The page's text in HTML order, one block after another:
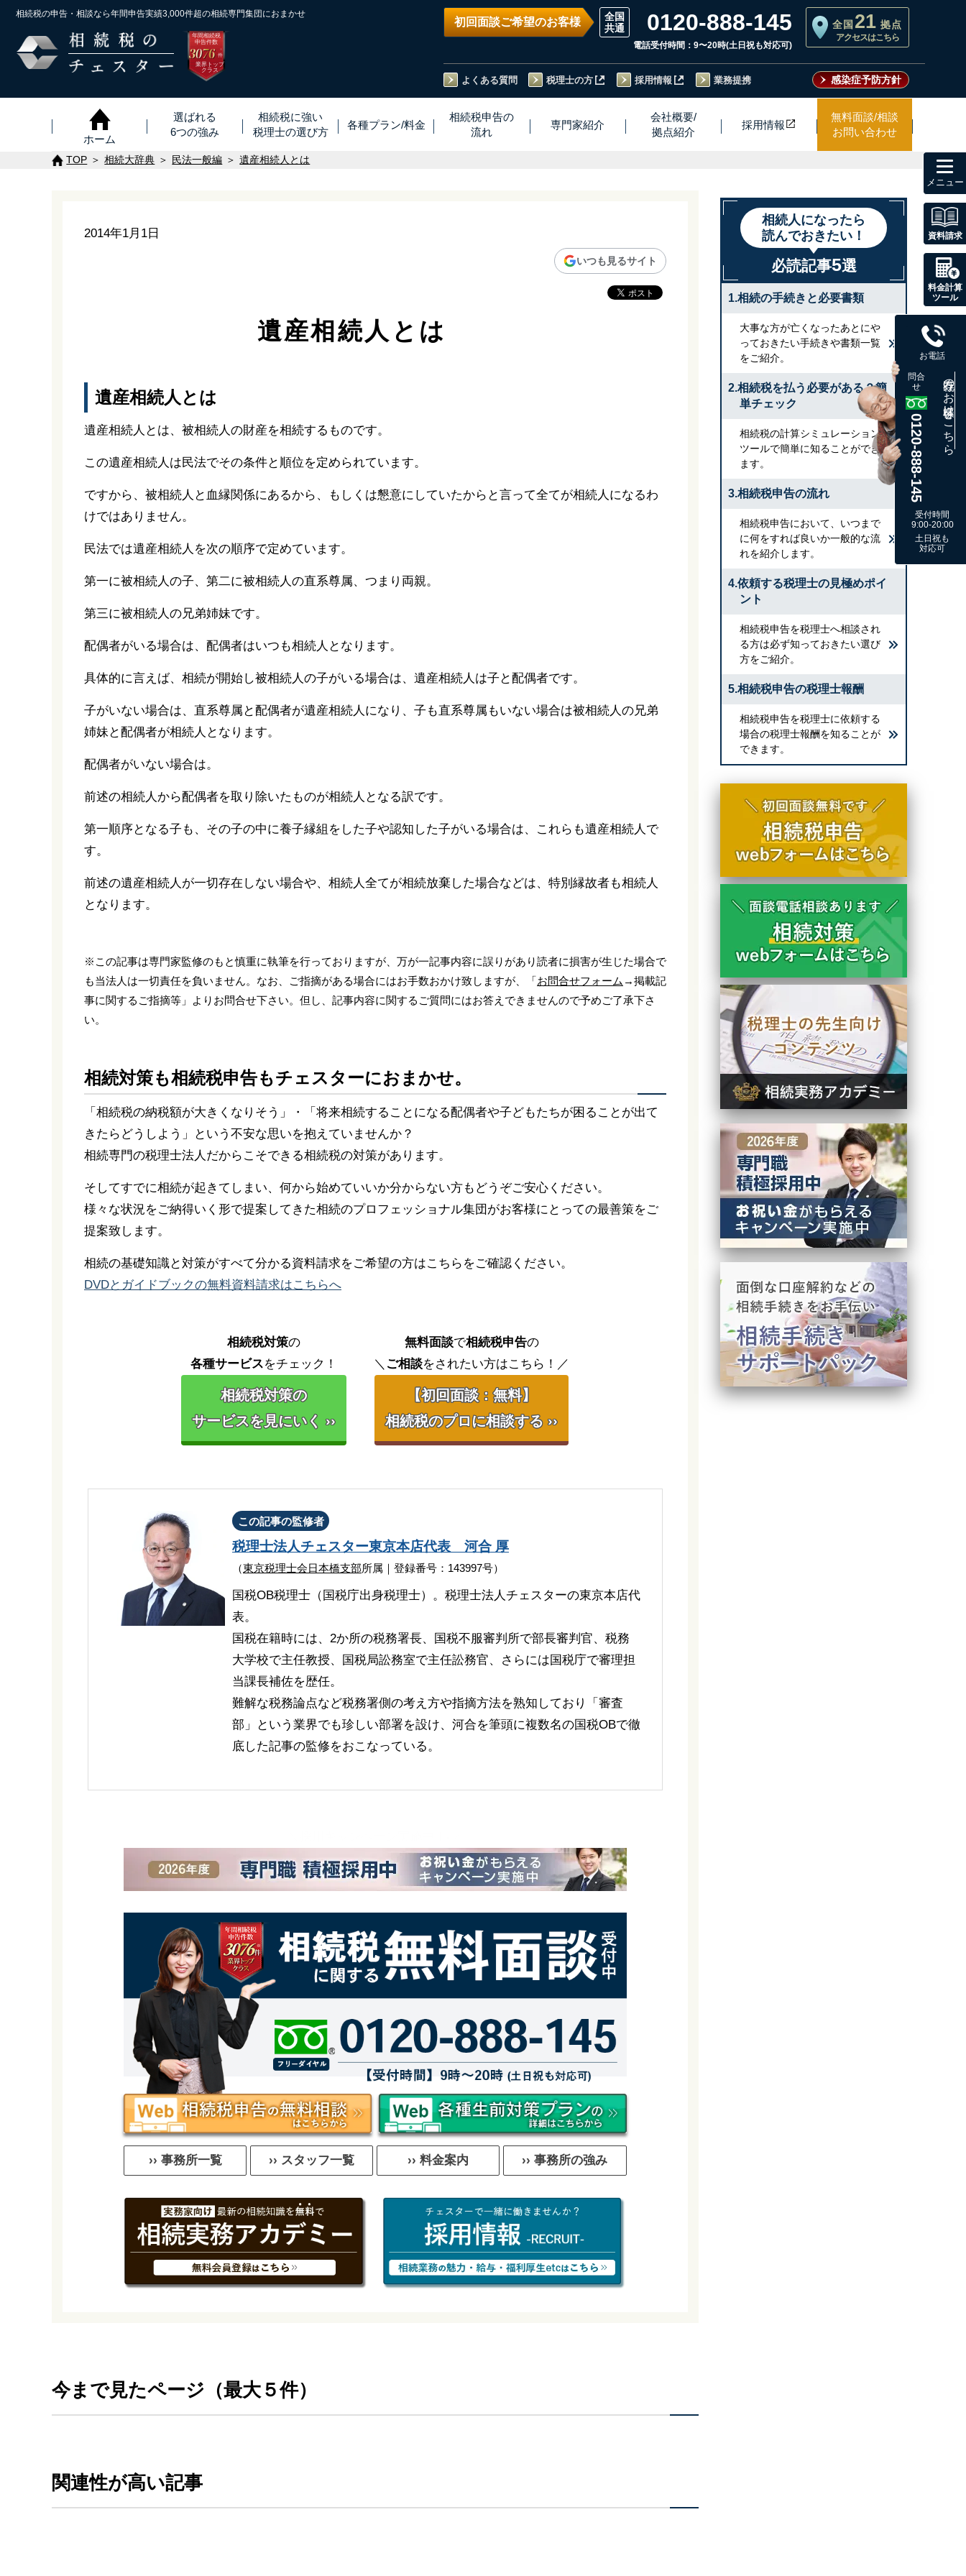
相続税の申告・相談なら年間申告実績3,000件超の相続専門集団におまかせ
年間相続税
申告件数
3076 ※
件
業界トップ
クラス
初回面談ご希望のお客様 0120-888-145
電話受付時間：9〜20時(土日祝も対応可)
全国 21 拠点
アクセスはこちら
よくある質問 税理士の方 採用情報 業務提携 感染症予防方針
ホーム
選ばれる
6つの強み
相続税に強い
税理士の選び方
各種プラン/料金
相続税申告の
流れ
専門家紹介
会社概要/
拠点紹介
採用情報
無料面談/相談
お問い合わせ
TOP 相続大辞典 民法一般編 遺産相続人とは
2014年1月1日
いつも見るサイト
遺産相続人とは
遺産相続人とは
遺産相続人とは、被相続人の財産を相続するものです。
この遺産相続人は民法でその条件と順位を定められています。
ですから、被相続人と血縁関係にあるから、もしくは懇意にしていたからと言って全てが相続人になるわ
けではありません。
民法では遺産相続人を次の順序で定めています。
第一に被相続人の子、第二に被相続人の直系尊属、つまり両親。
第三に被相続人の兄弟姉妹です。
配偶者がいる場合は、配偶者はいつも相続人となります。
具体的に言えば、相続が開始し被相続人の子がいる場合は、遺産相続人は子と配偶者です。
子がいない場合は、直系尊属と配偶者が遺産相続人になり、子も直系尊属もいない場合は被相続人の兄弟
姉妹と配偶者が相続人となります。
配偶者がいない場合は。
前述の相続人から配偶者を取り除いたものが相続人となる訳です。
第一順序となる子も、その子の中に養子縁組をした子や認知した子がいる場合は、これらも遺産相続人で
す。
前述の遺産相続人が一切存在しない場合や、相続人全てが相続放棄した場合などは、特別縁故者も相続人
となります。
※この記事は専門家監修のもと慎重に執筆を行っておりますが、万が一記事内容に誤りがあり読者に損害が生じた場合で
も当法人は一切責任を負いません。なお、ご指摘がある場合にはお手数おかけ致しますが、「お問合せフォーム →掲載記
事に関するご指摘等」よりお問合せ下さい。但し、記事内容に関するご質問にはお答えできませんので予めご了承下さ
い。
相続対策も相続税申告もチェスターにおまかせ。
「相続税の納税額が大きくなりそう」・「将来相続することになる配偶者や子どもたちが困ることが出て
きたらどうしよう」という不安な思いを抱えていませんか？
相続専門の税理士法人だからこそできる相続税の対策があります。
そしてすでに相続が起きてしまい、何から始めていいか分からない方もどうぞご安心ください。
様々な状況をご納得いく形で提案してきた相続のプロフェッショナル集団がお客様にとっての最善策をご
提案致します。
相続の基礎知識と対策がすべて分かる資料請求をご希望の方はこちらをご確認ください。
DVDとガイドブックの無料資料請求はこちらへ
相続税対策の
各種サービスをチェック！
相続税対策の
サービスを見にいく ››
無料面談で相続税申告の
＼ ご相談をされたい方はこちら！／
【初回面談：無料】
相続税のプロに相談する ››
この記事の監修者
税理士法人チェスター東京本店代表 河合 厚
（東京税理士会日本橋支部所属｜登録番号：143997号）
国税OB税理士（国税庁出身税理士）。税理士法人チェスターの東京本店代
表。
国税在籍時には、2か所の税務署長、国税不服審判所で部長審判官、税務
大学校で主任教授、国税局訟務室で主任訟務官、さらには国税庁で審理担
当課長補佐を歴任。
難解な税務論点など税務署側の考え方や指摘方法を熟知しており「審査
部」という業界でも珍しい部署を設け、河合を筆頭に複数名の国税OBで徹
底した記事の監修をおこなっている。
›› 事務所一覧 ›› スタッフ一覧 ›› 料金案内 ›› 事務所の強み
今まで見たページ（最大５件）
関連性が高い記事
相続人になったら
読んでおきたい！
必読記事5選
1.相続の手続きと必要書類
大事な方が亡くなったあとにや
っておきたい手続きや書類一覧
をご紹介。
2.相続税を払う必要がある？簡
単チェック
相続税の計算シミュレーション
ツールで簡単に知ることができ
ます。
3.相続税申告の流れ
相続税申告において、いつまで
に何をすれば良いか一般的な流
れを紹介します。
4.依頼する税理士の見極めポイ
ント
相続税申告を税理士へ相談され
る方は必ず知っておきたい選び
方をご紹介。
5.相続税申告の税理士報酬
相続税申告を税理士に依頼する
場合の税理士報酬を知ることが
できます。
資料請求
料金計算
ツール
お電話
問合
せ
0120-888-145
既存のお客様はこちら
受付時間
9:00-20:00
土日祝も
対応可